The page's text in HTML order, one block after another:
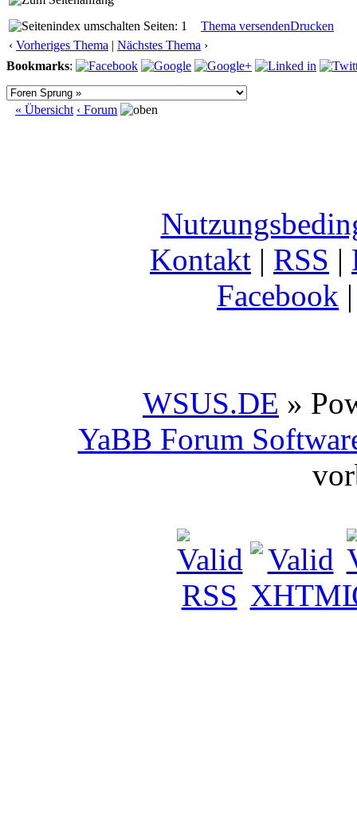
Seiten: 1 Thema versendenDrucken
‹ Vorheriges Thema | Nächstes Thema ›
Bookmarks:
« Übersicht ‹ Forum
Kontakt | RSS |
Facebook
WSUS.DE »
YaBB Forum